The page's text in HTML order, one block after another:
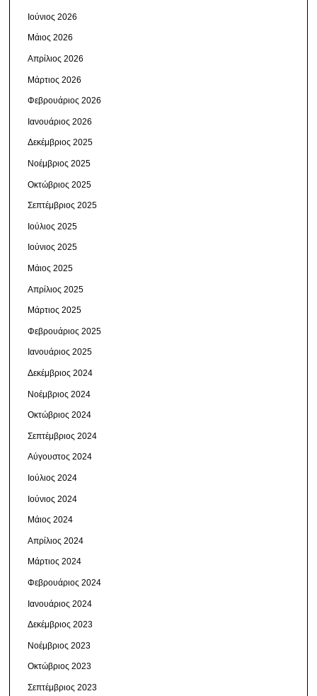
Ιούνιος 2026
Μάιος 2026
Απρίλιος 2026
Μάρτιος 2026
Φεβρουάριος 2026
Ιανουάριος 2026
Δεκέμβριος 2025
Νοέμβριος 2025
Οκτώβριος 2025
Σεπτέμβριος 2025
Ιούλιος 2025
Ιούνιος 2025
Μάιος 2025
Απρίλιος 2025
Μάρτιος 2025
Φεβρουάριος 2025
Ιανουάριος 2025
Δεκέμβριος 2024
Νοέμβριος 2024
Οκτώβριος 2024
Σεπτέμβριος 2024
Αύγουστος 2024
Ιούλιος 2024
Ιούνιος 2024
Μάιος 2024
Απρίλιος 2024
Μάρτιος 2024
Φεβρουάριος 2024
Ιανουάριος 2024
Δεκέμβριος 2023
Νοέμβριος 2023
Οκτώβριος 2023
Σεπτέμβριος 2023